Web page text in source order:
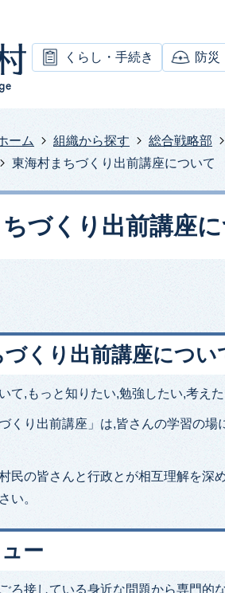
くらし・手続き 防災
ーム 組織から探す 総合戦略部
東海村まちづくり出前講座について
づくり出前講座
くり出前講座につい
て,もっと知りたい,勉強したい,考え
くり出前講座」は,皆さんの学習の場
民の皆さんと行政とが相互理解を深
い。
ー
ろ接している身近な問題から専門的